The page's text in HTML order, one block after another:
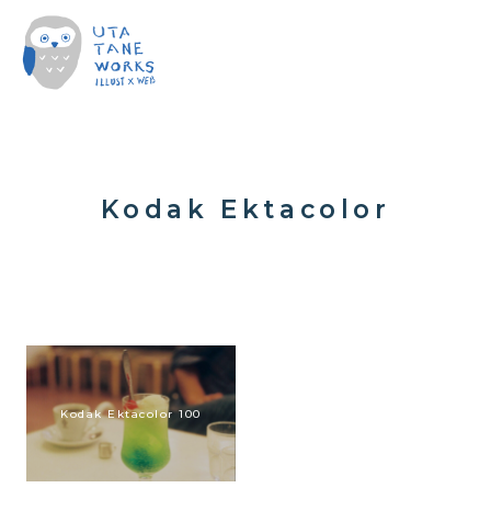
Kodak Ektacolor
Kodak Ektacolor 100